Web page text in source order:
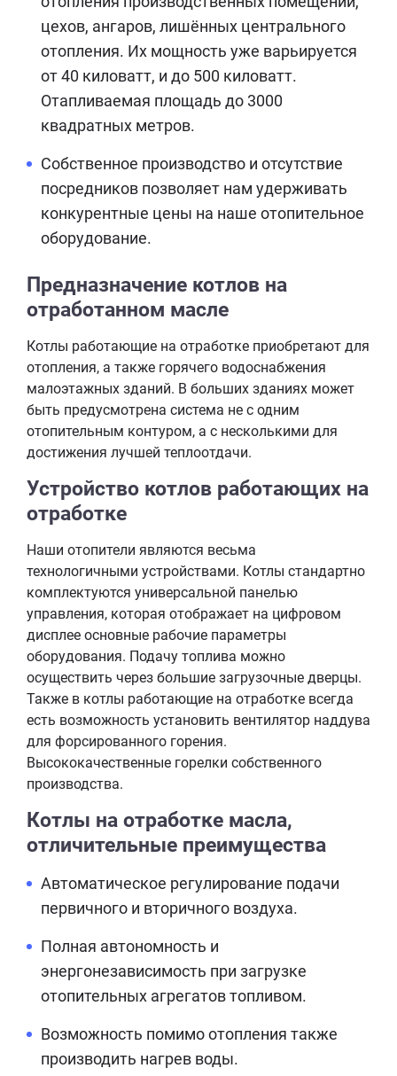
цехов, ангаров, лишённых центрального
отопления. Их мощность уже варьируется
от 40 киловатт, и до 500 киловатт.
Отапливаемая площадь до 3000
квадратных метров.
Собственное производство и отсутствие
посредников позволяет нам удерживать
конкурентные цены на наше отопительное
оборудование.
Предназначение котлов на
отработанном масле
Котлы работающие на отработке приобретают для
отопления, а также горячего водоснабжения
малоэтажных зданий. В больших зданиях может
быть предусмотрена система не с одним
отопительным контуром, а с несколькими для
достижения лучшей теплоотдачи.
Устройство котлов работающих на
отработке
Наши отопители являются весьма
технологичными устройствами. Котлы стандартно
комплектуются универсальной панелью
управления, которая отображает на цифровом
дисплее основные рабочие параметры
оборудования. Подачу топлива можно
осуществить через большие загрузочные дверцы.
Также в котлы работающие на отработке всегда
есть возможность установить вентилятор наддува
для форсированного горения.
Высококачественные горелки собственного
производства.
Котлы на отработке масла,
отличительные преимущества
Автоматическое регулирование подачи
первичного и вторичного воздуха.
Полная автономность и
энергонезависимость при загрузке
отопительных агрегатов топливом.
Возможность помимо отопления также
производить нагрев воды.